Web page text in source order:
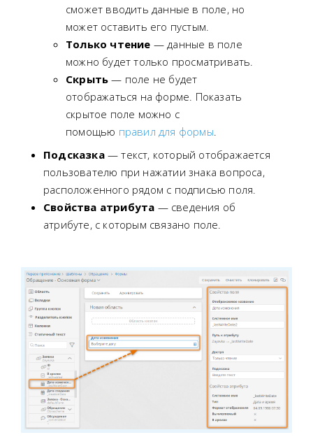
сможет вводить данные в поле, но
может оставить его пустым.
Только чтение — данные в поле
можно будет только просматривать.
Скрыть — поле не будет
отображаться на форме. Показать
скрытое поле можно с
помощью правил для формы.
Подсказка— текст, который отображается
пользователю при нажатии знака вопроса,
расположенного рядом с подписью поля.
Свойства атрибута — сведения об
атрибуте, с которым связано поле.